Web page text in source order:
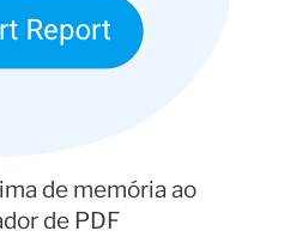
de memória ao
de PDF